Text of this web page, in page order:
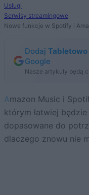
Usługi
Serwisy streamingowe
Nowe funkcje w Spotify i
Dodaj Tabletowo
Google
Nasze artykuły będą
Amazon Music i Spotify wdrażają nowe funkcje, dzięki
którym łatwiej
dopasowane do
dlaczego znowu nie